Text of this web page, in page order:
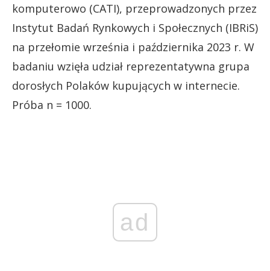
komputerowo (CATI), przeprowadzonych przez
Instytut Badań Rynkowych i Społecznych (IBRiS)
na przełomie września i października 2023 r. W
badaniu wzięła udział reprezentatywna grupa
dorosłych Polaków kupujących w internecie.
Próba n = 1000.
ad